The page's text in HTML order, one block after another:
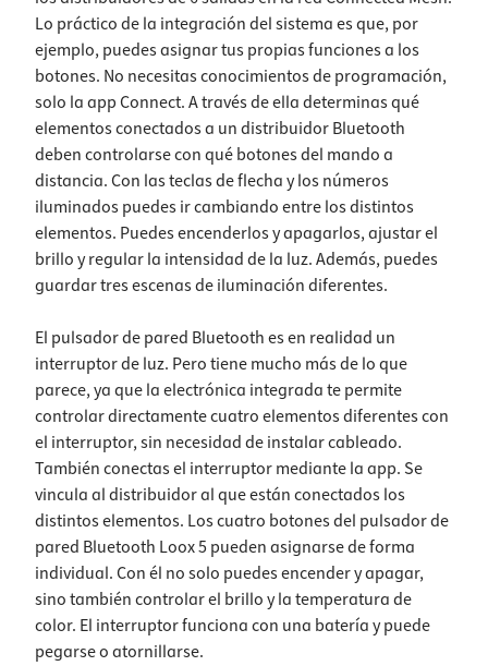
Lo práctico de la integración del sistema es que, por
ejemplo, puedes asignar tus propias funciones a los
botones. No necesitas conocimientos de programación,
solo la app Connect. A través de ella determinas qué
elementos conectados a un distribuidor Bluetooth
deben controlarse con qué botones del mando a
distancia. Con las teclas de flecha y los números
iluminados puedes ir cambiando entre los distintos
elementos. Puedes encenderlos y apagarlos, ajustar el
brillo y regular la intensidad de la luz. Además, puedes
guardar tres escenas de iluminación diferentes.
El pulsador de pared Bluetooth es en realidad un
interruptor de luz. Pero tiene mucho más de lo que
parece, ya que la electrónica integrada te permite
controlar directamente cuatro elementos diferentes con
el interruptor, sin necesidad de instalar cableado.
También conectas el interruptor mediante la app. Se
vincula al distribuidor al que están conectados los
distintos elementos. Los cuatro botones del pulsador de
pared Bluetooth Loox 5 pueden asignarse de forma
individual. Con él no solo puedes encender y apagar,
sino también controlar el brillo y la temperatura de
color. El interruptor funciona con una batería y puede
pegarse o atornillarse.